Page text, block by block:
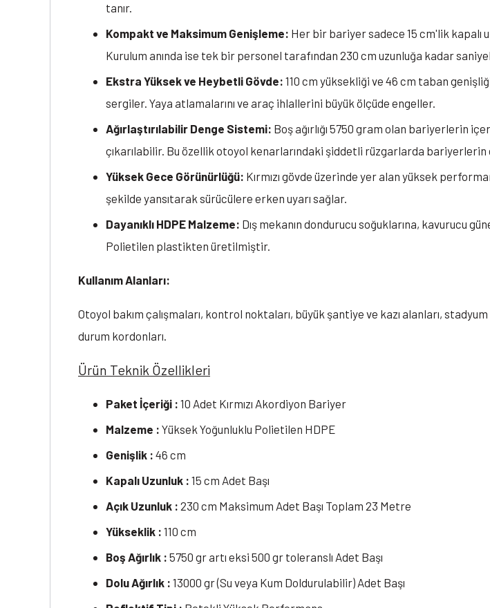
tanır.
Kompakt ve Maksimum Genişleme: Her bir bariyer sadece 15 cm'lik kapalı
Kurulum anında ise tek bir personel tarafından 230 cm uzunluğa kadar
Ekstra Yüksek ve Heybetli Gövde: 110 cm yüksekliği ve 46 cm taban
sergiler. Yaya atlamalarını ve araç ihlallerini büyük ölçüde engeller.
Ağırlaştırılabilir Denge Sistemi: Boş ağırlığı 5750 gram olan bariyerlerin
çıkarılabilir. Bu özellik otoyol kenarlarındaki şiddetli rüzgarlarda
Yüksek Gece Görünürlüğü: Kırmızı gövde üzerinde yer alan yüksek
şekilde yansıtarak sürücülere erken uyarı sağlar.
Dayanıklı HDPE Malzeme: Dış mekanın dondurucu soğuklarına, kavurucu
Polietilen plastikten üretilmiştir.
Kullanım Alanları:
Otoyol bakım çalışmaları, kontrol noktaları, büyük şantiye ve kazı alanları,
durum kordonları.
Ürün Teknik Özellikleri
Paket İçeriği : 10 Adet Kırmızı Akordiyon Bariyer
Malzeme : Yüksek Yoğunluklu Polietilen HDPE
Genişlik : 46 cm
Kapalı Uzunluk : 15 cm Adet Başı
Açık Uzunluk : 230 cm Maksimum Adet Başı Toplam 23 Metre
Yükseklik : 110 cm
Boş Ağırlık : 5750 gr artı eksi 500 gr toleranslı Adet Başı
Dolu Ağırlık : 13000 gr (Su veya Kum Doldurulabilir) Adet Başı